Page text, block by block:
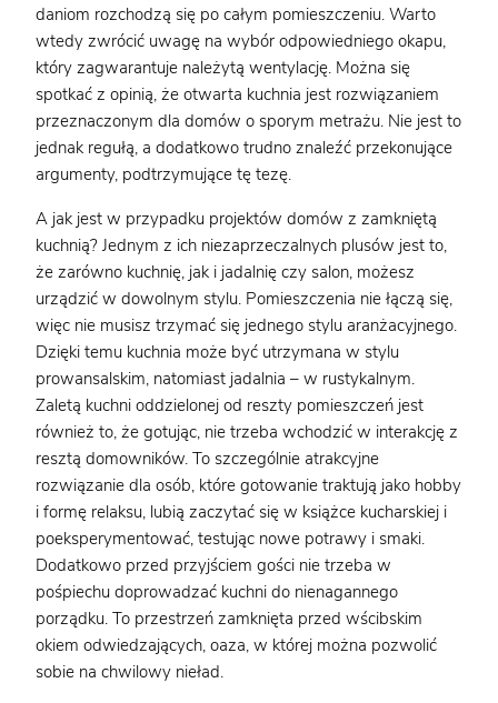
daniom rozchodzą się po całym pomieszczeniu. Warto
wtedy zwrócić uwagę na wybór odpowiedniego okapu,
który zagwarantuje należytą wentylację. Można się
spotkać z opinią, że otwarta kuchnia jest rozwiązaniem
przeznaczonym dla domów o sporym metrażu. Nie jest to
jednak regułą, a dodatkowo trudno znaleźć przekonujące
argumenty, podtrzymujące tę tezę.
A jak jest w przypadku projektów domów z zamkniętą
kuchnią? Jednym z ich niezaprzeczalnych plusów jest to,
że zarówno kuchnię, jak i jadalnię czy salon, możesz
urządzić w dowolnym stylu. Pomieszczenia nie łączą się,
więc nie musisz trzymać się jednego stylu aranżacyjnego.
Dzięki temu kuchnia może być utrzymana w stylu
prowansalskim, natomiast jadalnia – w rustykalnym.
Zaletą kuchni oddzielonej od reszty pomieszczeń jest
również to, że gotując, nie trzeba wchodzić w interakcję z
resztą domowników. To szczególnie atrakcyjne
rozwiązanie dla osób, które gotowanie traktują jako hobby
i formę relaksu, lubią zaczytać się w książce kucharskiej i
poeksperymentować, testując nowe potrawy i smaki.
Dodatkowo przed przyjściem gości nie trzeba w
pośpiechu doprowadzać kuchni do nienagannego
porządku. To przestrzeń zamknięta przed wścibskim
okiem odwiedzających, oaza, w której można pozwolić
sobie na chwilowy nieład.